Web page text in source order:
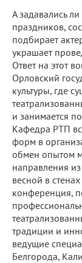
А задавались
праздников,
подбирает
украшает
Ответ на этот
Орловский
культуры, где
и занимается
Кафедра РТП
форм в
обмен опытом
направления
весной в
конференция,
традиции и
ведущие
Белгорода,